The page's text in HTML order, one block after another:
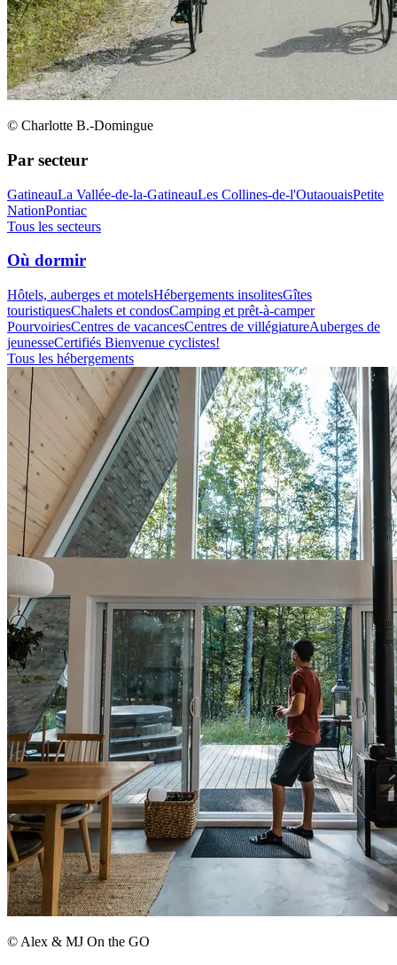
© Charlotte B.-Domingue
Par secteur
GatineauLa Vallée-de-la-GatineauLes Collines-de-l'OutaouaisPetite
NationPontiac
Tous les secteurs
Où dormir
Hôtels, auberges et motelsHébergements insolitesGîtes
touristiquesChalets et condosCamping et prêt-à-camper
PourvoiriesCentres de vacancesCentres de villégiatureAuberges de
jeunesseCertifiés Bienvenue cyclistes!
Tous les hébergements
© Alex & MJ On the GO